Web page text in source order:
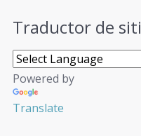
Traductor de
Powered by
Translate